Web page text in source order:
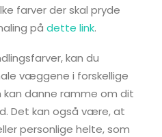
farver der skal pryde
på dette link.
kan du
væggene i forskellige
kan danne ramme om dit
Det kan også være, at
personlige helte, som